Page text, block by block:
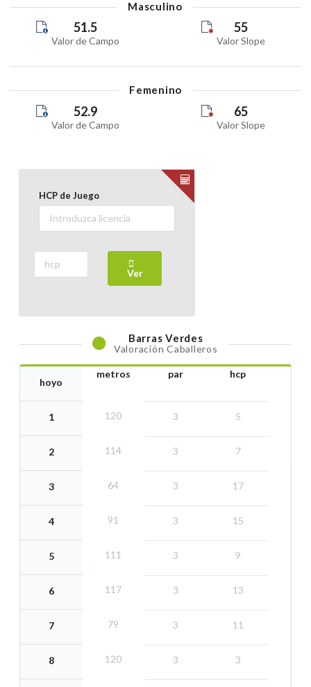
Masculino
51.5
Valor de Campo
55
Valor Slope
Femenino
52.9
Valor de Campo
65
Valor Slope
HCP de Juego
Ver
BarrasVerdes
Valoración Caballeros
hoyo
1
2
3
4
5
6
7
8
metros
120
114
64
91
111
117
79
120
par
3
3
3
3
3
3
3
3
hcp
5
7
17
15
9
13
11
3